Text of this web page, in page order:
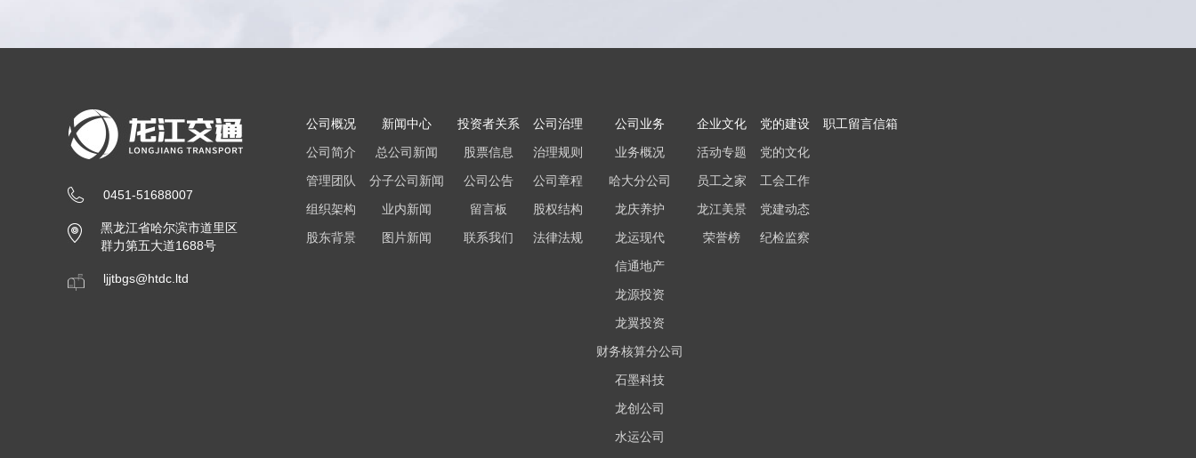
0451-51688007
黑龙江省哈尔滨市道里区
群力第五大道1688号
ljjtbgs@htdc.ltd
公司概况
公司简介
管理团队
组织架构
股东背景
新闻中心
总公司新闻
分子公司新闻
业内新闻
图片新闻
投资者关系
股票信息
公司公告
留言板
联系我们
公司治理
治理规则
公司章程
股权结构
法律法规
公司业务
业务概况
哈大分公司
龙庆养护
龙运现代
信通地产
龙源投资
龙翼投资
财务核算分公司
石墨科技
龙创公司
水运公司
企业文化
活动专题
员工之家
龙江美景
荣誉榜
党的建设
党的文化
工会工作
党建动态
纪检监察
职工留言信箱